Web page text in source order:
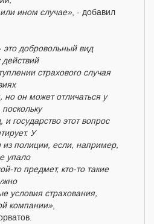
ином случае», - добавил
это добровольный вид
страхового случая
но он может отличаться у
государство этот вопрос
У
из полиции, если, например,
упало
то предмет, кто-то такие
условия страхования,
компании»,